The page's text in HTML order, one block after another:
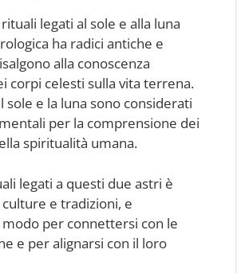
legati al sole e alla luna
ha radici antiche e
alla conoscenza
corpi celesti sulla vita terrena.
sole e la luna sono considerati
per la comprensione dei
spiritualità umana.
legati a questi due astri è
e tradizioni, e
per connettersi con le
e per alignarsi con il loro